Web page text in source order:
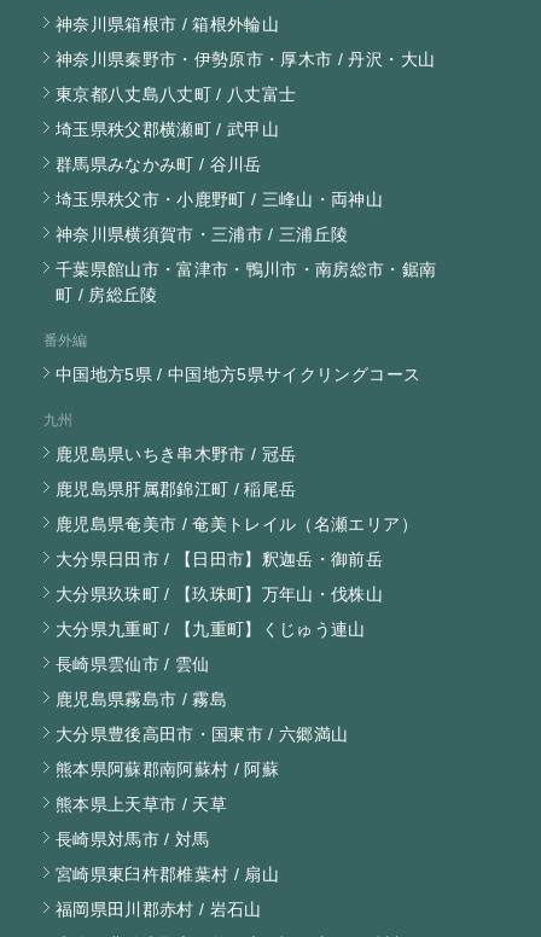
神奈川県箱根市 / 箱根外輪山
神奈川県秦野市・伊勢原市・厚木市 / 丹沢・大山
東京都八丈島八丈町 / 八丈富士
埼玉県秩父郡横瀬町 / 武甲山
群馬県みなかみ町 / 谷川岳
埼玉県秩父市・小鹿野町 / 三峰山・両神山
神奈川県横須賀市・三浦市 / 三浦丘陵
千葉県館山市・富津市・鴨川市・南房総市・鋸南
町 / 房総丘陵
番外編
中国地方5県 / 中国地方5県サイクリングコース
九州
鹿児島県いちき串木野市 / 冠岳
鹿児島県肝属郡錦江町 / 稲尾岳
鹿児島県奄美市 / 奄美トレイル（名瀬エリア）
大分県日田市 / 【日田市】釈迦岳・御前岳
大分県玖珠町 / 【玖珠町】万年山・伐株山
大分県九重町 / 【九重町】くじゅう連山
長崎県雲仙市 / 雲仙
鹿児島県霧島市 / 霧島
大分県豊後高田市・国東市 / 六郷満山
熊本県阿蘇郡南阿蘇村 / 阿蘇
熊本県上天草市 / 天草
長崎県対馬市 / 対馬
宮崎県東臼杵郡椎葉村 / 扇山
福岡県田川郡赤村 / 岩石山